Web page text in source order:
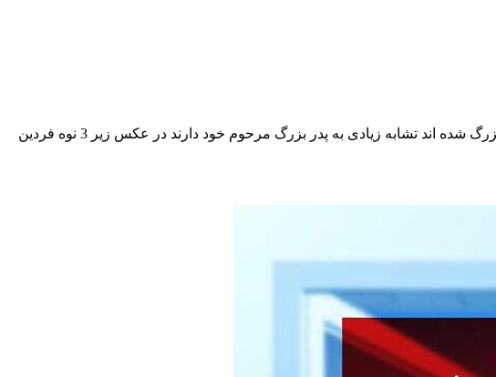
بازیگر قبل انقلاب و بدون شک از محبوب ترین بازیگران تاریخ سینمای ایران است. نوه های فردین که الان بزرگ شده اند تشابه زیادی به پدر بزرگ مرحوم خود دارند در عکس زیر 3 نوه فردین